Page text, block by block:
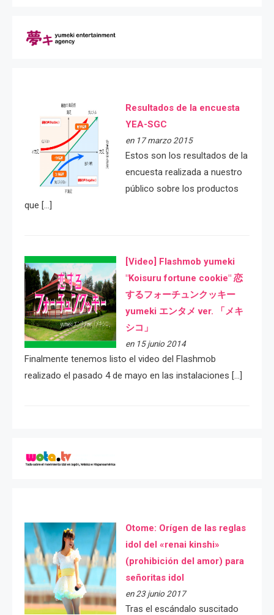
Resultados de la encuesta
YEA-SGC
en 17 marzo 2015
Estos son los resultados de la
encuesta realizada a nuestro
público sobre los productos
que […]
[Video] Flashmob yumeki
"Koisuru fortune cookie" 恋
するフォーチュンクッキー
yumeki エンタメ ver. 「メキ
シコ」
en 15 junio 2014
Finalmente tenemos listo el video del Flashmob
realizado el pasado 4 de mayo en las instalaciones […]
Otome: Orígen de las reglas
idol del «renai kinshi»
(prohibición del amor) para
señoritas idol
en 23 junio 2017
Tras el escándalo suscitado